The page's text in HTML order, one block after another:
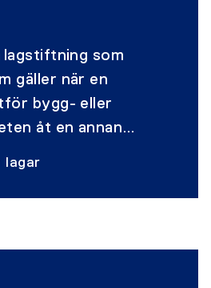
lagstiftning som
gäller när en
bygg- eller
åt en annan
vi att ni använder
lagar